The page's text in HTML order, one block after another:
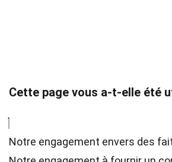
Cette page vous a-t-elle été
Notre engagement envers des